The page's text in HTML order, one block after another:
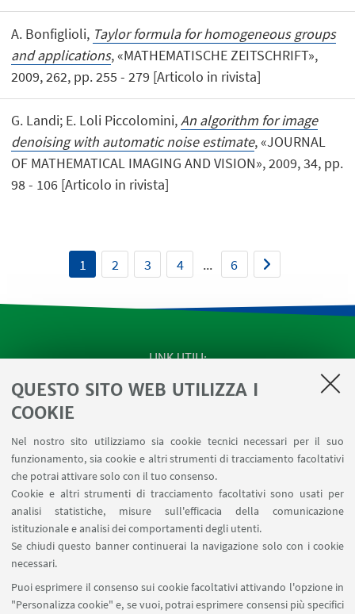
QUESTO SITO WEB UTILIZZA I
COOKIE
Nel nostro sito utilizziamo sia cookie tecnici necessari per il suo
funzionamento, sia cookie e altri strumenti di tracciamento facoltativi
che potrai attivare solo con il tuo consenso.
Cookie e altri strumenti di tracciamento facoltativi sono usati per
analisi statistiche, misure sull'efficacia della comunicazione
istituzionale e analisi dei comportamenti degli utenti.
Se chiudi questo banner continuerai la navigazione solo con i cookie
necessari.
Puoi esprimere il consenso sui cookie facoltativi attivando l'opzione in
"Personalizza cookie" e, se vuoi, potrai esprimere consensi più specifici
A. Bonfiglioli, Taylor formula for homogeneous groups
and applications, «MATHEMATISCHE ZEITSCHRIFT»,
2009, 262, pp. 255 - 279 [Articolo in rivista]
G. Landi; E. Loli Piccolomini,An algorithm for image
denoising with automatic noise estimate, «JOURNAL
OF MATHEMATICAL IMAGING AND VISION», 2009, 34, pp.
98 - 106 [Articolo in rivista]
1 2 3 4 ... 6
LINK UTILI
SEMINARI del Dipartimento
MAT info - Informazioni per gli afferenti al Dipartimento
SERVIZI ONLINE interni
Carta dei servizi
SEGUI IL DIPARTIMENTO SU:
SEGUI UNIBO SU: